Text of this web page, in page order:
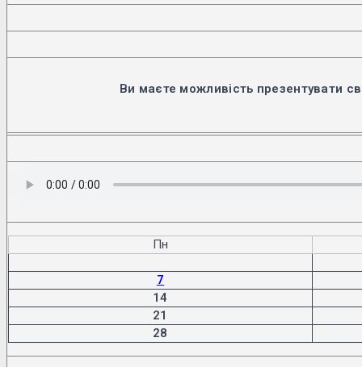
новій
Ви маєте можливість презентувати
Пн
7
14
21
28